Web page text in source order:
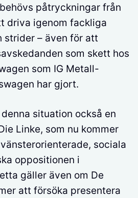
påtryckningar från
driva igenom fackliga
strider – även för att
som skett hos
som IG Metall-
har gjort.
situation också en
Linke, som nu kommer
sociala
oppositionen i
gäller även om De
att försöka presentera